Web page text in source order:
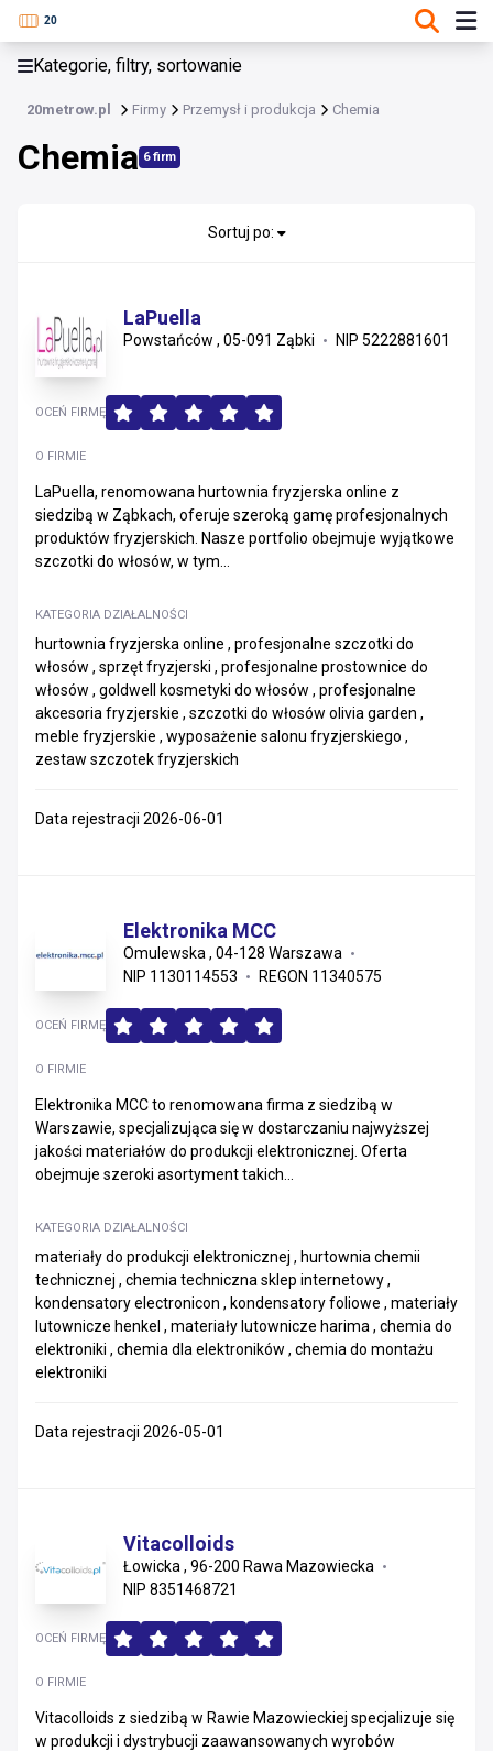
Kategorie, filtry, sortowanie
20metrow.pl Firmy Przemysł i produkcja Chemia
Chemia 6 firm
Przemysł i produkcja
Surowce, energia i recykling
Chemia
Narzędzia i elektronarzędzia
Ogrzewanie, klimatyzacja i wentylacja
Sortuj po:
LaPuella
Powstańców , 05-091 Ząbki NIP 5222881601
O FIRMIE
LaPuella, renomowana hurtownia fryzjerska online z
siedzibą w Ząbkach, oferuje szeroką gamę profesjonalnych
produktów fryzjerskich. Nasze portfolio obejmuje wyjątkowe
szczotki do włosów, w tym...
KATEGORIA DZIAŁALNOŚCI
hurtownia fryzjerska online , profesjonalne szczotki do
włosów , sprzęt fryzjerski , profesjonalne prostownice do
włosów , goldwell kosmetyki do włosów , profesjonalne
akcesoria fryzjerskie , szczotki do włosów olivia garden ,
meble fryzjerskie , wyposażenie salonu fryzjerskiego ,
zestaw szczotek fryzjerskich
OCEŃ FIRMĘ
Data rejestracji 2026-06-01
Elektronika MCC
Omulewska , 04-128 Warszawa
NIP 1130114553
REGON 11340575
O FIRMIE
Elektronika MCC to renomowana firma z siedzibą w
Warszawie, specjalizująca się w dostarczaniu najwyższej
jakości materiałów do produkcji elektronicznej. Oferta
obejmuje szeroki asortyment takich...
KATEGORIA DZIAŁALNOŚCI
materiały do produkcji elektronicznej , hurtownia chemii
technicznej , chemia techniczna sklep internetowy ,
kondensatory electronicon , kondensatory foliowe , materiały
lutownicze henkel , materiały lutownicze harima , chemia do
elektroniki , chemia dla elektroników , chemia do montażu
elektroniki
OCEŃ FIRMĘ
Data rejestracji 2026-05-01
Vitacolloids
Łowicka , 96-200 Rawa Mazowiecka
NIP 8351468721
O FIRMIE
Vitacolloids z siedzibą w Rawie Mazowieckiej specjalizuje się
w produkcji i dystrybucji zaawansowanych wyrobów
OCEŃ FIRMĘ